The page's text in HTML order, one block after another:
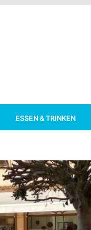
ESSEN & TRINKEN